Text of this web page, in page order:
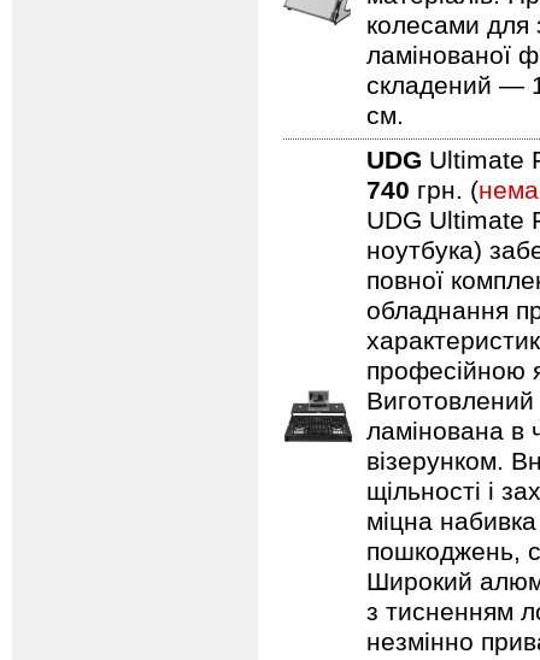
колесами для
ламінованої
складений —
см.
UDG Ultimate
740 грн. (
UDG Ultimate
ноутбука)
повної
обладнання
професійною
ламінована в
візерунком.
щільності і
міцна
пошкоджень,
Широкий
з тисненням
незмінно